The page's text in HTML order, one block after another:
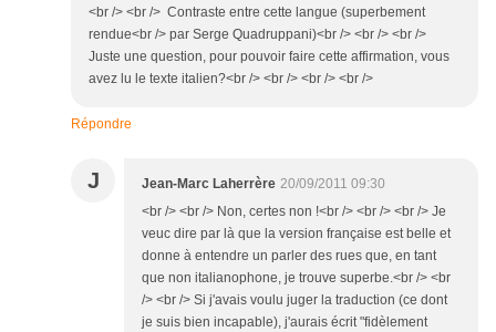
<br /> <br /> Contraste entre cette langue (superbement
rendue<br /> par Serge Quadruppani)<br /> <br /> <br />
Juste une question, pour pouvoir faire cette affirmation, vous
avez lu le texte italien?<br /> <br /> <br /> <br />
Répondre
J Jean-Marc Laherrère 20/09/2011 09:30
<br /> <br /> Non, certes non !<br /> <br /> <br /> Je
veuc dire par là que la version française est belle et
donne à entendre un parler des rues que, en tant
que non italianophone, je trouve superbe.<br /> <br
/> <br /> Si j'avais voulu juger la traduction (ce dont
je suis bien incapable), j'aurais écrit "fidèlement